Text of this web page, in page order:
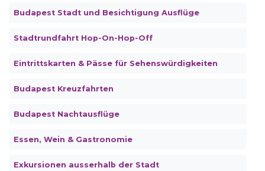
Budapest Stadt und Besichtigung Ausflüge
Stadtrundfahrt Hop-On-Hop-Off
Eintrittskarten & Pässe für Sehenswürdigkeiten
Budapest Kreuzfahrten
Budapest Nachtausflüge
Essen, Wein & Gastronomie
Exkursionen ausserhalb der Stadt